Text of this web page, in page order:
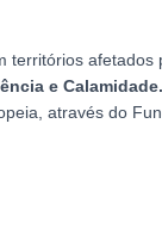
territórios afetados
e Calamidade.
através do